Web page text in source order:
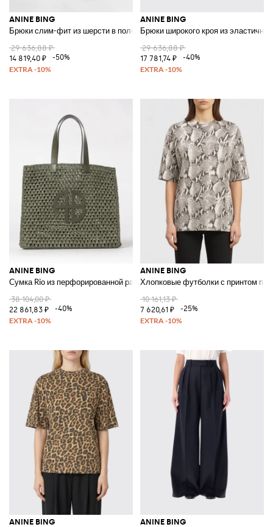
ANINE BING
Брюки слим-фит из шерсти в полоску
29 636,88 ₽
14 819,40 ₽
-50%
ANINE BING
Брюки широкого кроя из
29 636,88 ₽
17 781,74 ₽
-40%
ANINE BING
Сумка Rio из перфорированной рафии
38 104,00 ₽
22 861,83 ₽
-40%
ANINE BING
Хлопковые футболки с принтом
10 161,13 ₽
7 620,61 ₽
-25%
ANINE BING ANINE BING